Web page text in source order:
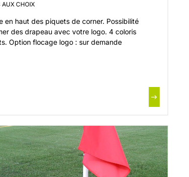
AUX CHOIX
en haut des piquets de corner. Possibilité
des drapeau avec votre logo. 4 coloris
Option flocage logo : sur demande